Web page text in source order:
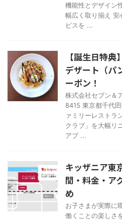
機能性とデザイン
幅広く取り揃え 安
ビスを ...
【誕生日特
デザート（パ
ーポン！
株式会社セブン＆
8415 東京都千代
ァミリーレストラ
クラブ」を大幅リ
アプ ...
キッザニア東
間・料金・ア
め
お子さまが実際に
働くことの楽しさ